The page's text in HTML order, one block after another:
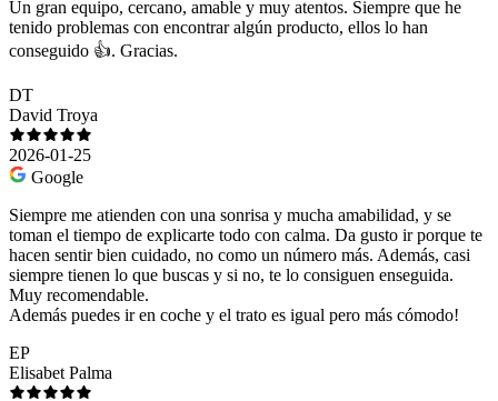
Un gran equipo, cercano, amable y muy atentos. Siempre que he
tenido problemas con encontrar algún producto, ellos lo han
conseguido 👍. Gracias.
DT
David Troya
2026-01-25
Google
Siempre me atienden con una sonrisa y mucha amabilidad, y se
toman el tiempo de explicarte todo con calma. Da gusto ir porque te
hacen sentir bien cuidado, no como un número más. Además, casi
siempre tienen lo que buscas y si no, te lo consiguen enseguida.
Muy recomendable.
Además puedes ir en coche y el trato es igual pero más cómodo!
EP
Elisabet Palma